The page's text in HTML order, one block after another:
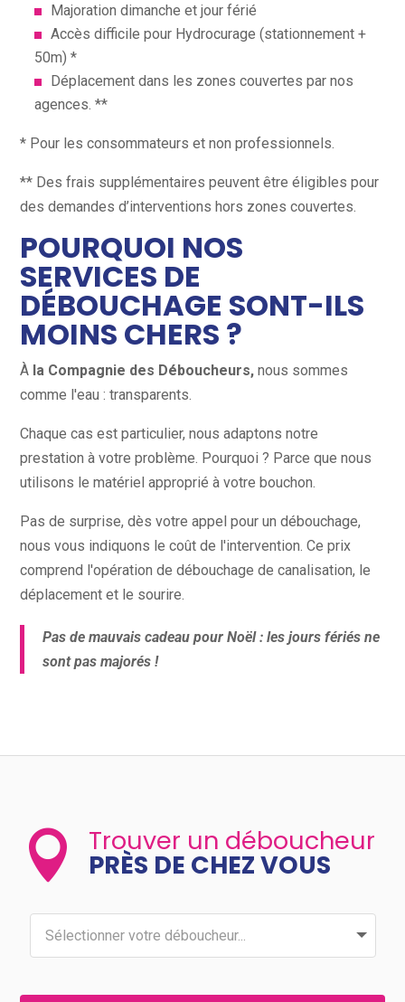
Majoration dimanche et jour férié
Accès difficile pour Hydrocurage (stationnement +
50m) *
Déplacement dans les zones couvertes par nos
agences. **
* Pour les consommateurs et non professionnels.
** Des frais supplémentaires peuvent être éligibles pour
des demandes d’interventions hors zones couvertes.
POURQUOI NOS
SERVICES DE
DÉBOUCHAGE SONT-ILS
MOINS CHERS ?
À la Compagnie des Déboucheurs, nous sommes
comme l'eau : transparents.
Chaque cas est particulier, nous adaptons notre
prestation à votre problème. Pourquoi ? Parce que nous
utilisons le matériel approprié à votre bouchon.
Pas de surprise, dès votre appel pour un débouchage,
nous vous indiquons le coût de l'intervention. Ce prix
comprend l'opération de débouchage de canalisation, le
déplacement et le sourire.
Pas de mauvais cadeau pour Noël : les jours fériés ne
sont pas majorés !s Vérifiés de nos Client
 Trouver un déboucheur
PRÈS DE CHEZ VOUS